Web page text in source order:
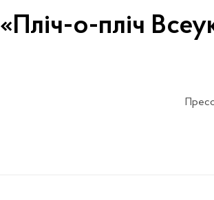
«Пліч-о-пліч